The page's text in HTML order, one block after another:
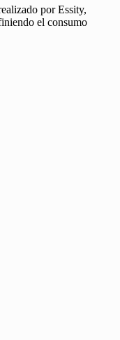
por Essity,
el consumo